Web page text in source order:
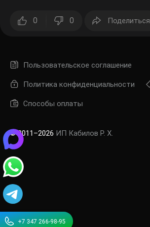
0 0 Поделиться
Пользовательское соглашение
Политика конфиденциальности
Способы оплаты
© 2011–2026 ИП Кабилов Р. Х.
+7 347 266-98-95